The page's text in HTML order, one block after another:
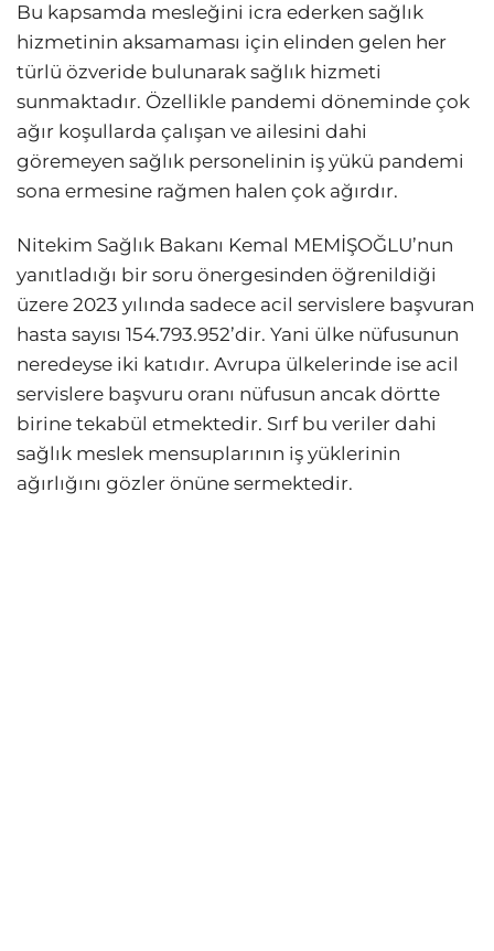
Bu kapsamda mesleğini icra ederken sağlık
hizmetinin aksamaması için elinden gelen her
türlü özveride bulunarak sağlık hizmeti
sunmaktadır. Özellikle pandemi döneminde çok
ağır koşullarda çalışan ve ailesini dahi
göremeyen sağlık personelinin iş yükü pandemi
sona ermesine rağmen halen çok ağırdır.
Nitekim Sağlık Bakanı Kemal MEMİŞOĞLU’nun
yanıtladığı bir soru önergesinden öğrenildiği
üzere 2023 yılında sadece acil servislere başvuran
hasta sayısı 154.793.952’dir. Yani ülke nüfusunun
neredeyse iki katıdır. Avrupa ülkelerinde ise acil
servislere başvuru oranı nüfusun ancak dörtte
birine tekabül etmektedir. Sırf bu veriler dahi
sağlık meslek mensuplarının iş yüklerinin
ağırlığını gözler önüne sermektedir.